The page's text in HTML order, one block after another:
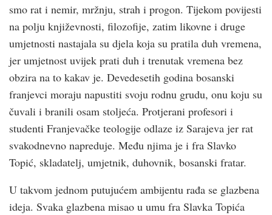
smo rat i nemir, mržnju, strah i progon. Tijekom povijesti
na polju književnosti, filozofije, zatim likovne i druge
umjetnosti nastajala su djela koja su pratila duh vremena,
jer umjetnost uvijek prati duh i trenutak vremena bez
obzira na to kakav je. Devedesetih godina bosanski
franjevci moraju napustiti svoju rodnu grudu, onu koju su
čuvali i branili osam stoljeća. Protjerani profesori i
studenti Franjevačke teologije odlaze iz Sarajeva jer rat
svakodnevno napreduje. Među njima je i fra Slavko
Topić, skladatelj, umjetnik, duhovnik, bosanski fratar.
U takvom jednom putujućem ambijentu rađa se glazbena
ideja. Svaka glazbena misao u umu fra Slavka Topića